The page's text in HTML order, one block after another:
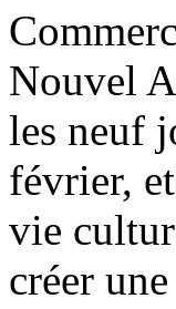
Nouvel
les neuf
février,
vie
créer